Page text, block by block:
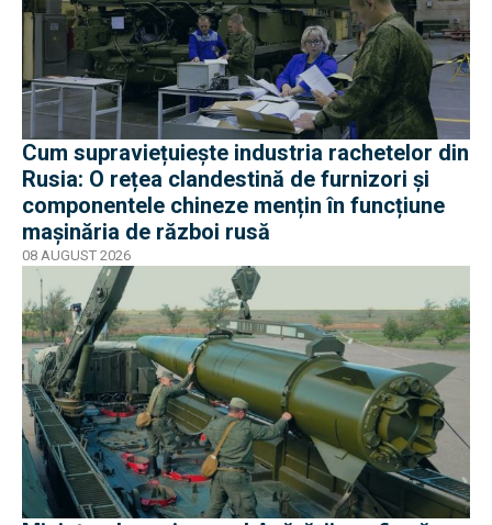
Cum supraviețuiește industria rachetelor din
Rusia: O rețea clandestină de furnizori și
componentele chineze mențin în funcțiune
mașinăria de război rusă
08 AUGUST 2026